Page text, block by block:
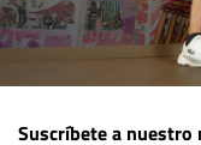
Suscríbete a nuestro